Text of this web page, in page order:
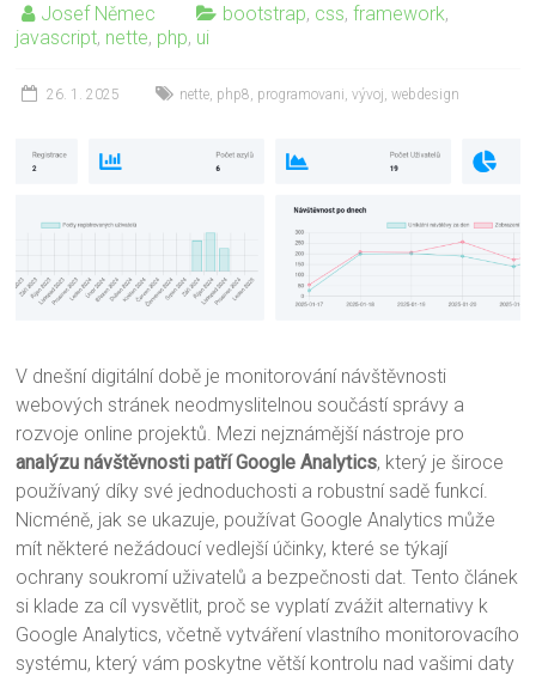
Josef Němec bootstrap, css,framework,
javascript, nette, php, ui
26. 1. 2025 nette, php8, programovani,vývoj,webdesign
V dnešní digitální době je monitorování návštěvnosti
webových stránek neodmyslitelnou součástí správy a
rozvoje online projektů. Mezi nejznámější nástroje pro
analýzu návštěvnosti patří Google Analytics, který je široce
používaný díky své jednoduchosti a robustní sadě funkcí.
Nicméně, jak se ukazuje, používat Google Analytics může
mít některé nežádoucí vedlejší účinky, které se týkají
ochrany soukromí uživatelů a bezpečnosti dat. Tento článek
si klade za cíl vysvětlit, proč se vyplatí zvážit alternativy k
Google Analytics, včetně vytváření vlastního monitorovacího
systému, který vám poskytne větší kontrolu nad vašimi daty